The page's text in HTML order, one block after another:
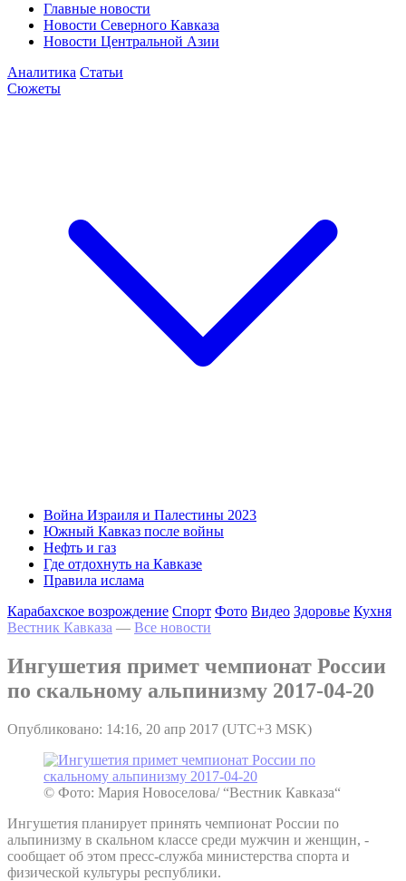
Главные новости
Новости Северного Кавказа
Новости Центральной Азии
Аналитика Статьи
Сюжеты
Война Израиля и Палестины 2023
Южный Кавказ после войны
Нефть и газ
Где отдохнуть на Кавказе
Правила ислама
Карабахское возрождение Спорт Фото Видео Здоровье Кухня
Вестник Кавказа — Все новости
Ингушетия примет чемпионат России
по скальному альпинизму 2017-04-20
Опубликовано: 14:16, 20 апр 2017 (UTC+3 MSK)
© Фото: Мария Новоселова/ “Вестник Кавказа“
Ингушетия планирует принять чемпионат России по
альпинизму в скальном классе среди мужчин и женщин, -
сообщает об этом пресс-служба министерства спорта и
физической культуры республики.